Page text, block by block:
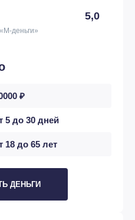
5,0
деньги»
₽
5 до 30 дней
18 до 65 лет
ДЕНЬГИ